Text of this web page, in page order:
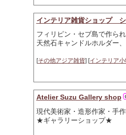
インテリア雑貨ショップ
フィリピン・セブ島で作ら
天然石キャンドルホルダー
[その他アジア雑貨] [インテリア小
Atelier Suzu Gallery shop
現代美術家・造形作家・手
★ギャラリーショップ★